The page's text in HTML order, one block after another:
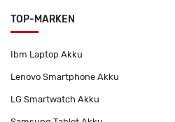
TOP-MARKEN
Ibm Laptop Akku
Lenovo Smartphone Akku
LG Smartwatch Akku